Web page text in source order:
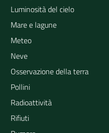
Luminosità del cielo
Mare e lagune
Meteo
Neve
Osservazione della terra
Pollini
Radioattività
Rifiuti